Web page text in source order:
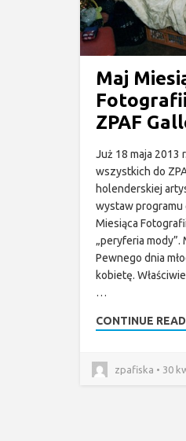
Maj
ZPAF
Już 18 maja 2013
wszystkich do
holenderskiej
wystaw
Miesiąca
„peryferia
Pewnego dnia
kobietę.
…
CONTINUE
zpafiska • 30